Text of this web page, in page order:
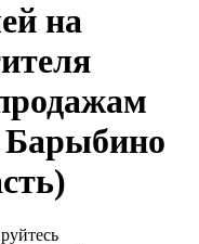
на
Барыбино